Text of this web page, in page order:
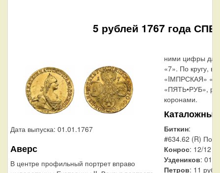
5 рублей 1767 года
Дата выпуска: 01.01.1767
Аверс
В центре профильный портрет вправо
ними цифры
«7». По кругу,
«IМПРСКАЯ»
«ПЯТЬ•РУБ»,
коронами.
Биткин:
#634.62 (R)
Конрос: 12/12
Уздеников:
Петров: 11